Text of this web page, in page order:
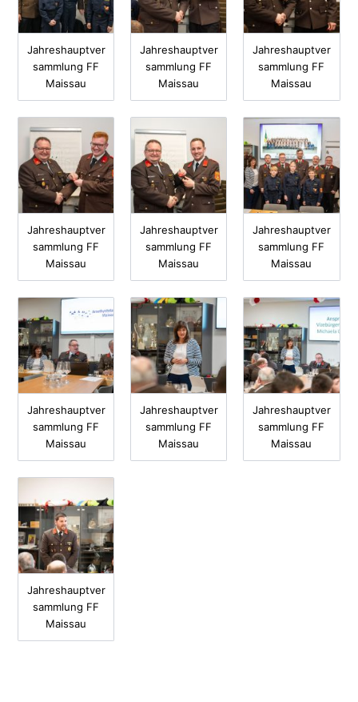
Jahreshauptver
sammlung FF
Maissau
Jahreshauptver
sammlung FF
Maissau
Jahreshauptver
sammlung FF
Maissau
Jahreshauptver
sammlung FF
Maissau
Jahreshauptver
sammlung FF
Maissau
Jahreshauptver
sammlung FF
Maissau
Jahreshauptver
sammlung FF
Maissau
Jahreshauptver
sammlung FF
Maissau
Jahreshauptver
sammlung FF
Maissau
Jahreshauptver
sammlung FF
Maissau